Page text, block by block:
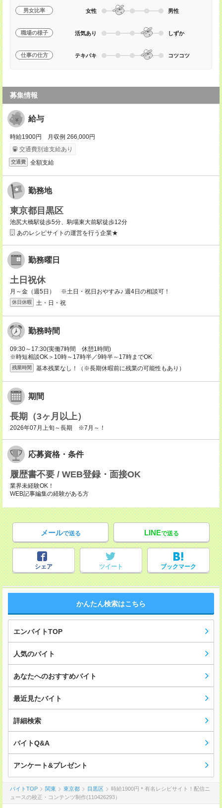
男女比率 女性 男性
職場の様子 活気あり しずか
仕事の仕方 テキパキ コツコツ
募集情報
給与
時給1900円 月収例 266,000円
交通費別途支給あり
交通費 全額支給
勤務地
東京都目黒区
池尻大橋駅徒歩5分、駒場東大前駅徒歩12分
あのレシピサイトの運営を行う企業★
勤務曜日
土日祝休
月～金（週5日） ※土日・祝日おやすみ♪ 週4日の相談可！
休日休暇 土・日・祝
勤務時間
09:30～17:30(実働7時間 休憩1時間)
※時短相談OK＞10時～17時半／9時半～17時までOK
残業時間 基本残業なし！（※長期休暇前に残業の可能性もあり）
期間
長期（3ヶ月以上）
2026年07月上旬～長期 ※7月～！
応募資格・条件
履歴書不要 / WEB登録・面接OK
業界未経験OK！
WEB記事編集の経験がある方
メールで送る LINEで送る
シェア ツイート ブックマーク
かんたん検索はこちら
エンバイトTOP
人気のバイト
あなたへのおすすめバイト
最近見たバイト
詳細検索
バイトQ&A
アンケート&プレゼント
バイトTOP 関東 東京都 目黒区
時給1900円＊有名レシピサイト！配信ニ
ュースの校正・コンテンツ制作(110426293）